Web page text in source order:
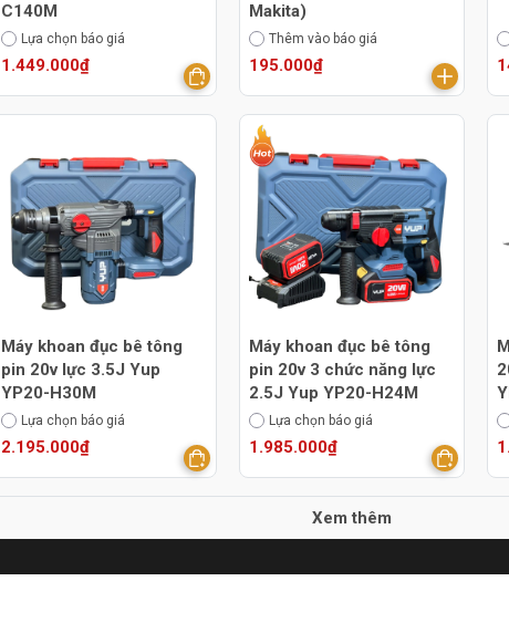
C140M
Lựa chọn báo giá
1.449.000₫
Makita)
Thêm vào báo giá
195.000₫
Máy khoan đục bê tông
pin 20v lực 3.5J Yup
YP20-H30M
Lựa chọn báo giá
2.195.000₫
Máy khoan đục bê tông
pin 20v 3 chức năng lực
2.5J Yup YP20-H24M
Lựa chọn báo giá
1.985.000₫
Xem thêm